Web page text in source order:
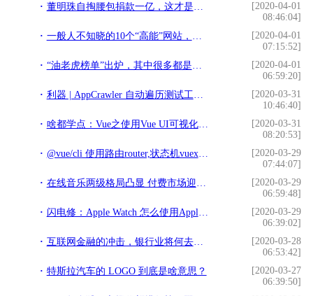
董明珠自掏腰包捐款一亿，这才是真正的中国女性
[2020-04-01
08:46:04]
一般人不知晓的10个“高能”网站，学编程和赚钱两不误
[2020-04-01
07:15:52]
“油老虎榜单”出炉，其中很多都是常见SUV，有你喜欢的吗？
[2020-04-01
06:59:20]
利器 | AppCrawler 自动遍历测试工具实践（一）
[2020-03-31
10:46:40]
啥都学点：Vue之使用Vue UI可视化创建Vue项目
[2020-03-31
08:20:53]
@vue/cli 使用路由router,状态机vuex,sass, elementUi饿了么组件
[2020-03-29
07:44:07]
在线音乐两级格局凸显 付费市场迎积极信号
[2020-03-29
06:59:48]
闪电修：Apple Watch 怎么使用Apple Pay？
[2020-03-29
06:39:02]
互联网金融的冲击，银行业将何去何从——来自银行人的自白
[2020-03-28
06:53:42]
特斯拉汽车的 LOGO 到底是啥意思？
[2020-03-27
06:39:50]